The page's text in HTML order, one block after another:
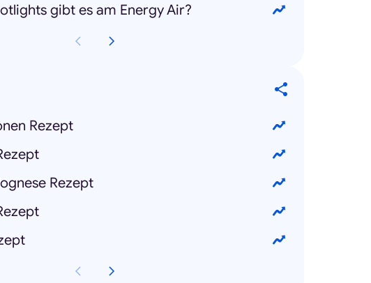
gibt es am Energy Air?
Rezept
Rezept